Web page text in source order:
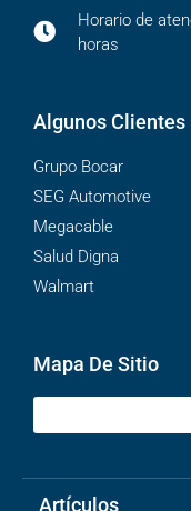
Horario de
horas
Algunos Clientes
Grupo Bocar
SEG Automotive
Megacable
Salud Digna
Walmart
Mapa De Sitio
Artículos